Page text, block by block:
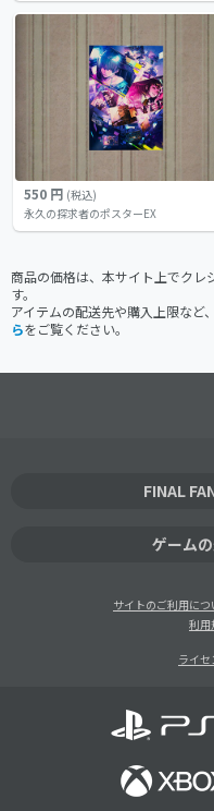
550 円 (税込)
永久の探求者のポスターEX
商品の価格は、本サイト上でクレ
す。
アイテムの配送先や購入上限など
らをご覧ください。
FINAL
ゲーム
サイトのご利用につ
利用
ライセ